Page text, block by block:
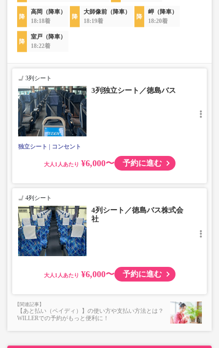
高岡（降車）
18:18着
大師像前（降車）
18:19着
岬（降車）
18:20着
室戸（降車）
18:22着
3列シート
3列独立シート／徳島バス
独立シート コンセント
大人 ¥6,000〜 予約に進む
4列シート
4列シート／徳島バス株式会
社
大人 ¥6,000〜 予約に進む
【あと払い（ペイディ）】の使い方や支払い方法とは？
WILLERでの予約がもっと便利に！